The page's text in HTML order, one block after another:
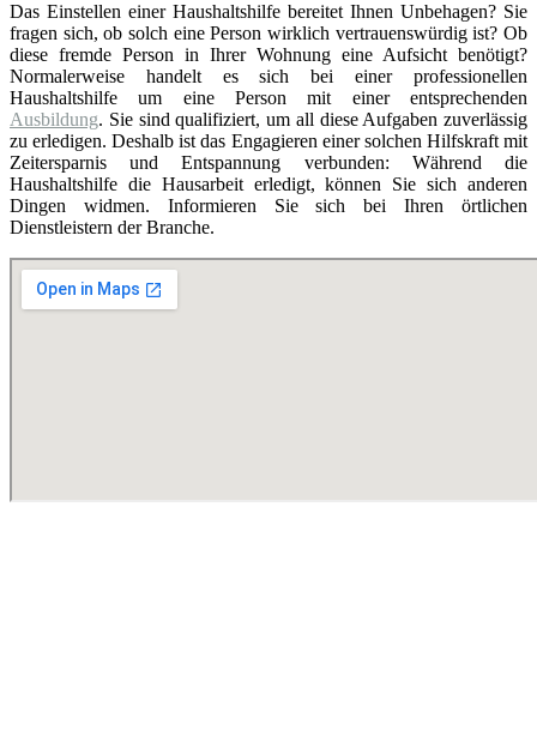
Das Einstellen einer Haushaltshilfe bereitet Ihnen Unbehagen? Sie
fragen sich, ob solch eine Person wirklich vertrauenswürdig ist? Ob
diese fremde Person in Ihrer Wohnung eine Aufsicht benötigt?
Normalerweise handelt es sich bei einer professionellen
Haushaltshilfe um eine Person mit einer entsprechenden
Ausbildung. Sie sind qualifiziert, um all diese Aufgaben zuverlässig
zu erledigen. Deshalb ist das Engagieren einer solchen Hilfskraft mit
Zeitersparnis und Entspannung verbunden: Während die
Haushaltshilfe die Hausarbeit erledigt, können Sie sich anderen
Dingen widmen. Informieren Sie sich bei Ihren örtlichen
Dienstleistern der Branche.